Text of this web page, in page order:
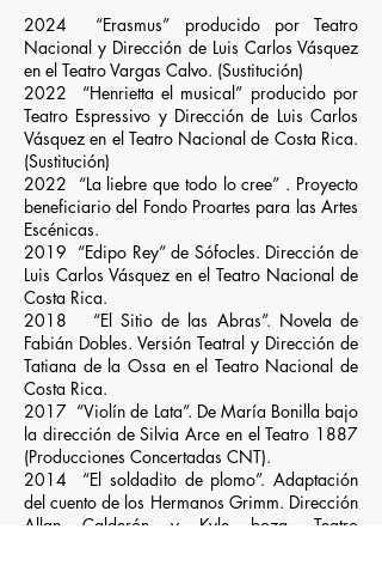
2024 “Erasmus” producido por Teatro
Nacional y Dirección de Luis Carlos Vásquez
en el Teatro Vargas Calvo. (Sustitución)
2022 “Henrietta el musical” producido por
Teatro Espressivo y Dirección de Luis Carlos
Vásquez en el Teatro Nacional de Costa Rica.
(Sustitución)
2022 “La liebre que todo lo cree” . Proyecto
beneficiario del Fondo Proartes para las Artes
Escénicas.
2019 “Edipo Rey” de Sófocles. Dirección de
Luis Carlos Vásquez en el Teatro Nacional de
Costa Rica.
2018 “El Sitio de las Abras”. Novela de
Fabián Dobles. Versión Teatral y Dirección de
Tatiana de la Ossa en el Teatro Nacional de
Costa Rica.
2017 “Violín de Lata”. De María Bonilla bajo
la dirección de Silvia Arce en el Teatro 1887
(Producciones Concertadas CNT).
2014 “El soldadito de plomo”. Adaptación
del cuento de los Hermanos Grimm. Dirección
Allan Calderón y Kyle boza, Teatro